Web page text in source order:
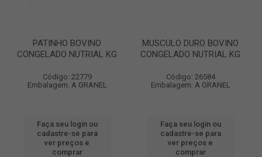
PATINHO BOVINO
CONGELADO NUTRIAL KG
Código: 22779
Embalagem: A GRANEL
Faça seu login ou
cadastre-se para
ver preços e
comprar
MUSCULO DURO BOVINO
CONGELADO NUTRIAL KG
Código: 26584
Embalagem: A GRANEL
Faça seu login ou
cadastre-se para
ver preços e
comprar